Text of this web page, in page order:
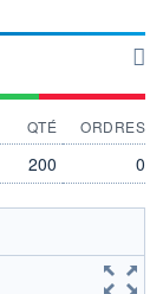
52
53
QTÉ ORDRES
200 0